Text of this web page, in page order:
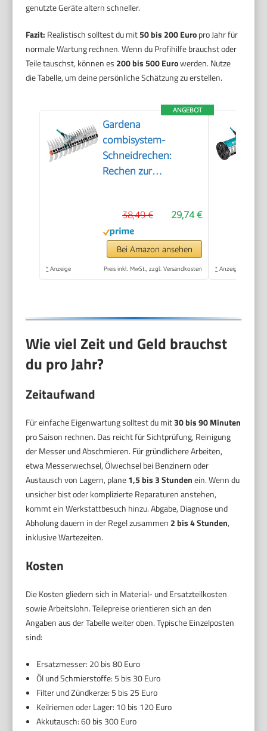
genutzte Geräte altern schneller.
Fazit: Realistisch solltest du mit50 bis 200 Europro Jahr für
normale Wartung rechnen. Wenn du Profihilfe brauchst oder
Teile tauschst, können es 200 bis 500 Eurowerden. Nutze
die Tabelle, um deine persönliche Schätzung zu erstellen.
ANGEBOT
Gardena
combisystem-
Schneidrechen:
Rechen zur
Arbeitsbreite, aus
hochwertigem
Qualitätsstahl, auch
zum Rechen von
29,74 €
38,49 €
Bei Amazon ansehen
* Anzeige Preis inkl. MwSt., zzgl. Versandkosten * Anzeige
Wie viel Zeit und Geld brauchst
du pro Jahr?
Zeitaufwand
Für einfache Eigenwartung solltest du mit30 bis 90 Minuten
pro Saison rechnen. Das reicht für Sichtprüfung, Reinigung
der Messer und Abschmieren. Für gründlichere Arbeiten,
etwa Messerwechsel, Ölwechsel bei Benzinern oder
Austausch von Lagern, plane1,5 bis 3 Stundenein. Wenn du
unsicher bist oder komplizierte Reparaturen anstehen,
kommt ein Werkstattbesuch hinzu. Abgabe, Diagnose und
Abholung dauern in der Regel zusammen 2 bis 4 Stunden,
inklusive Wartezeiten.
Kosten
Die Kosten gliedern sich in Material- und Ersatzteilkosten
sowie Arbeitslohn. Teilepreise orientieren sich an den
Angaben aus der Tabelle weiter oben. Typische Einzelposten
sind:
Ersatzmesser: 20 bis 80 Euro
Öl und Schmierstoffe: 5 bis 30 Euro
Filter und Zündkerze: 5 bis 25 Euro
Keilriemen oder Lager: 10 bis 120 Euro
Akkutausch: 60 bis 300 Euro